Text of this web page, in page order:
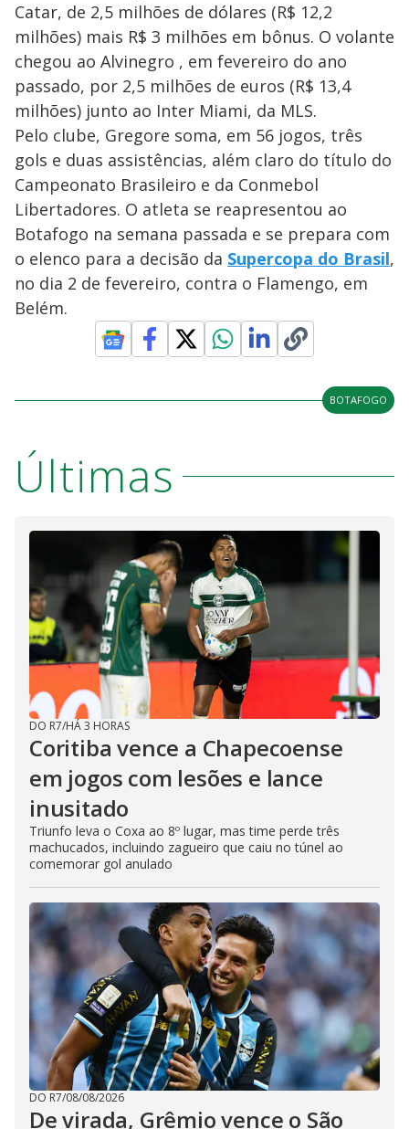
Catar, de 2,5 milhões de dólares (R$ 12,2
milhões) mais R$ 3 milhões em bônus. O volante
chegou ao Alvinegro , em fevereiro do ano
passado, por 2,5 milhões de euros (R$ 13,4
milhões) junto ao Inter Miami, da MLS.
Pelo clube, Gregore soma, em 56 jogos, três
gols e duas assistências, além claro do título do
Campeonato Brasileiro e da Conmebol
Libertadores. O atleta se reapresentou ao
Botafogo na semana passada e se prepara com
o elenco para a decisão da Supercopa do Brasil,
no dia 2 de fevereiro, contra o Flamengo, em
Belém.
BOTAFOGO
Últimas
DO R7/HÁ 3 HORAS
Coritiba vence a Chapecoense
em jogos com lesões e lance
inusitado
Triunfo leva o Coxa ao 8º lugar, mas time perde três
machucados, incluindo zagueiro que caiu no túnel ao
comemorar gol anulado
DO R7/08/08/2026
De virada, Grêmio vence o São